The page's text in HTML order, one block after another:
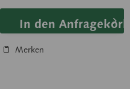
In den Anfragekorb
Merken